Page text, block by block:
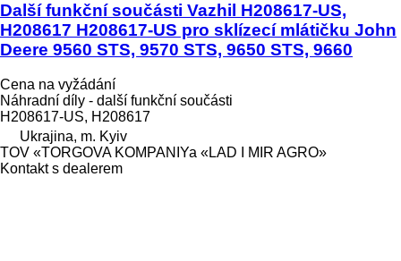
Další funkční součásti Vazhil H208617-US,
H208617 H208617-US pro sklízecí mlátičku John
Deere 9560 STS, 9570 STS, 9650 STS, 9660
Cena na vyžádání
Náhradní díly - další funkční součásti
H208617-US, H208617
Ukrajina, m. Kyiv
TOV «TORGOVA KOMPANIYa «LAD I MIR AGRO»
Kontakt s dealerem